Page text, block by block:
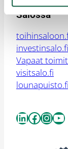
Salossa
investinsalo.fi
Vapaat
visitsalo.fi
lounapuisto.fi
LinkedIn